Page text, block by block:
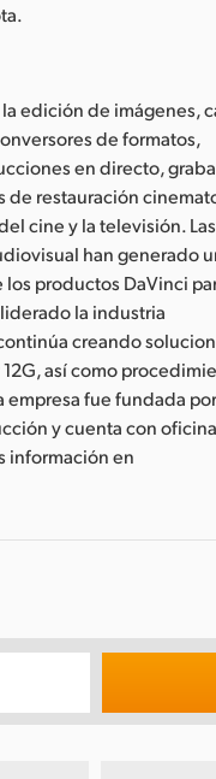
edición de imágenes,
de formatos,
en directo,
de restauración
cine y la televisión.
han generado
productos DaVinci
la industria
creando
así como
fue fundada
y cuenta con
información en